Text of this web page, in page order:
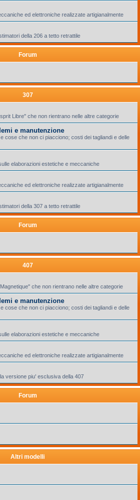
ed elettroniche realizzate artigianalmente
della 206 a tetto retrattile
Forum
307
Libre" che non rientrano nelle altre categorie
e manutenzione
cose che non ci piacciono; costi dei tagliandi e delle
elaborazioni estetiche e meccaniche
ed elettroniche realizzate artigianalmente
della 307 a tetto retrattile
Forum
407
che non rientrano nelle altre categorie
e manutenzione
cose che non ci piacciono; costi dei tagliandi e delle
elaborazioni estetiche e meccaniche
ed elettroniche realizzate artigianalmente
versione piu' esclusiva della 407
Forum
Altri modelli